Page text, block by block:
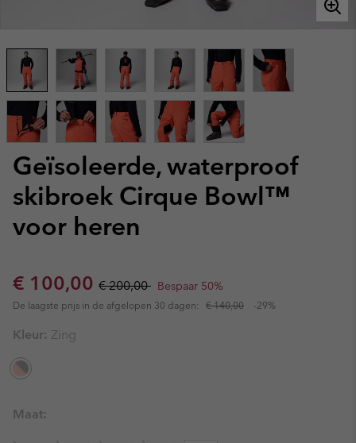
Geïsoleerde, waterproof
skibroek Cirque Bowl™
voor heren
Sale price:
€ 100,00 Regular price:
€ 200,00 Bespaar 50%
De laagste prijs in de afgelopen 30 dagen: € 140,00 -29%
Kleur: Zing
Maat: